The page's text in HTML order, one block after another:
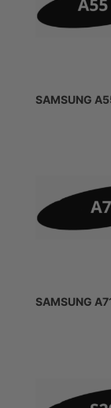
SAMSUNG
SAMSUNG